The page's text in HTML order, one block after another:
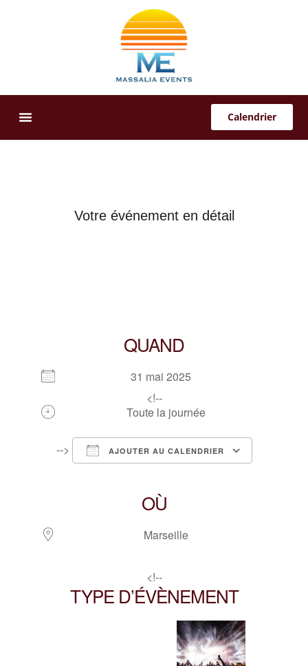
Calendrier
Votre événement en détail
QUAND
31 mai 2025
<!--
Toute la journée
--> AJOUTER AU CALENDRIER
OÙ
Marseille
<!--
TYPE D’ÉVÈNEMENT